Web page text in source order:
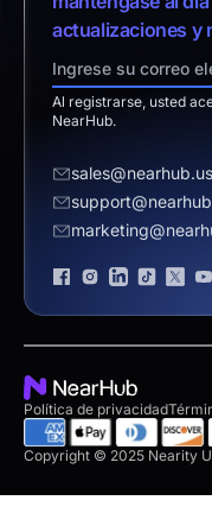
NearHub Demo
Política de Devolución
Aviso Legal
NearHub vs. Neat Board
NearHub vs. Promethean
Soporte Técnico
Programa de Afiliados
Solicitar Cotización
Aviso de Privacidad
Certificado de Marca
actualizaciones y
Al registrarse, usted
NearHub.
sales@nearhub.us
Política de privacidad
Copyright © 2025 Nearity